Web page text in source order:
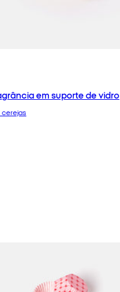
em suporte de vidro